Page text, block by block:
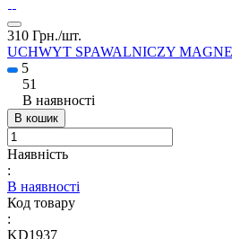
310 Грн./шт.
UCHWYT SPAWALNICZY
5
51
В наявності
В кошик
Наявність
:
В наявності
Код товару
:
KD1937